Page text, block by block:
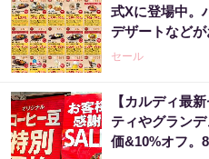
式Xに登場中。
デザートなどが
セール
【カルディ最
ティやグラン
価&10%オフ。